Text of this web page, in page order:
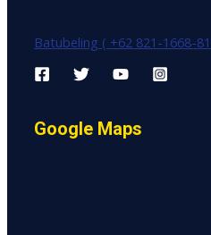
Batubeling ( +62 821-1668-
Google Maps